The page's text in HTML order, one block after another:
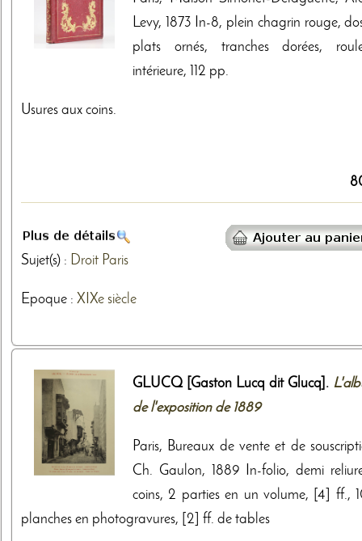
Levy, 1873 In-8, plein chagrin rouge,
plats ornés, tranches dorées,
intérieure, 112 pp.
Usures aux coins.
Sujet(s) : Droit Paris
Epoque : XIXe siècle
GLUCQ [Gaston Lucq dit Glucq].
de l'exposition de 1889
Paris, Bureaux de vente et de
Ch. Gaulon, 1889 In-folio, demi
coins, 2 parties en un volume, [4] ff.,
planches en photogravures, [2] ff. de tables